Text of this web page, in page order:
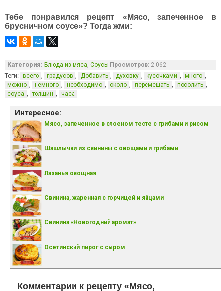
Тебе понравился рецепт «Мясо, запеченное в
брусничном соусе»? Тогда жми:
Категория: Блюда из мяса, Соусы Просмотров: 2 062
Теги: всего , градусов , Добавить , духовку , кусочками , много ,
можно , немного , необходимо , около , перемешать , посолить ,
соуса , толщин , часа
Интересное:
Мясо, запеченное в слоеном тесте с грибами и рисом
Шашлычки из свинины с овощами и грибами
Лазанья овощная
Свинина, жаренная с горчицей и яйцами
Свинина «Новогодний аромат»
Осетинский пирог с сыром
Комментарии к рецепту «Мясо,